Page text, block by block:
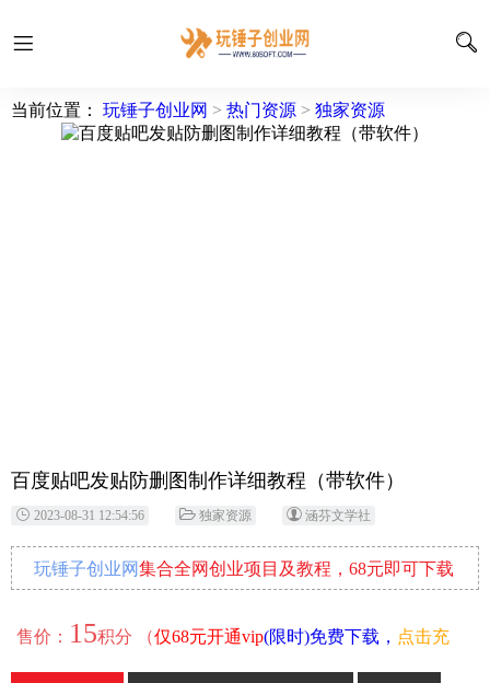
当前位置： 玩锤子创业网 > 热门资源 > 独家资源
百度贴吧发贴防删图制作详细教程（带软件）
2023-08-31 12:54:56 独家资源 涵芬文学社
玩锤子创业网集合全网创业项目及教程，68元即可下载
售价： 15积分 （仅68元开通vip(限时)免费下载， 点击充